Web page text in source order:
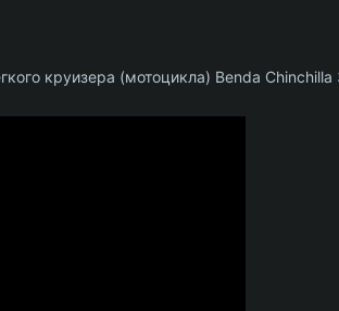
круизера (мотоцикла) Benda Chinchilla